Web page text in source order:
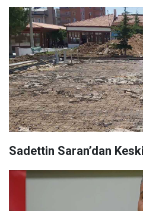
Sadettin Saran’dan